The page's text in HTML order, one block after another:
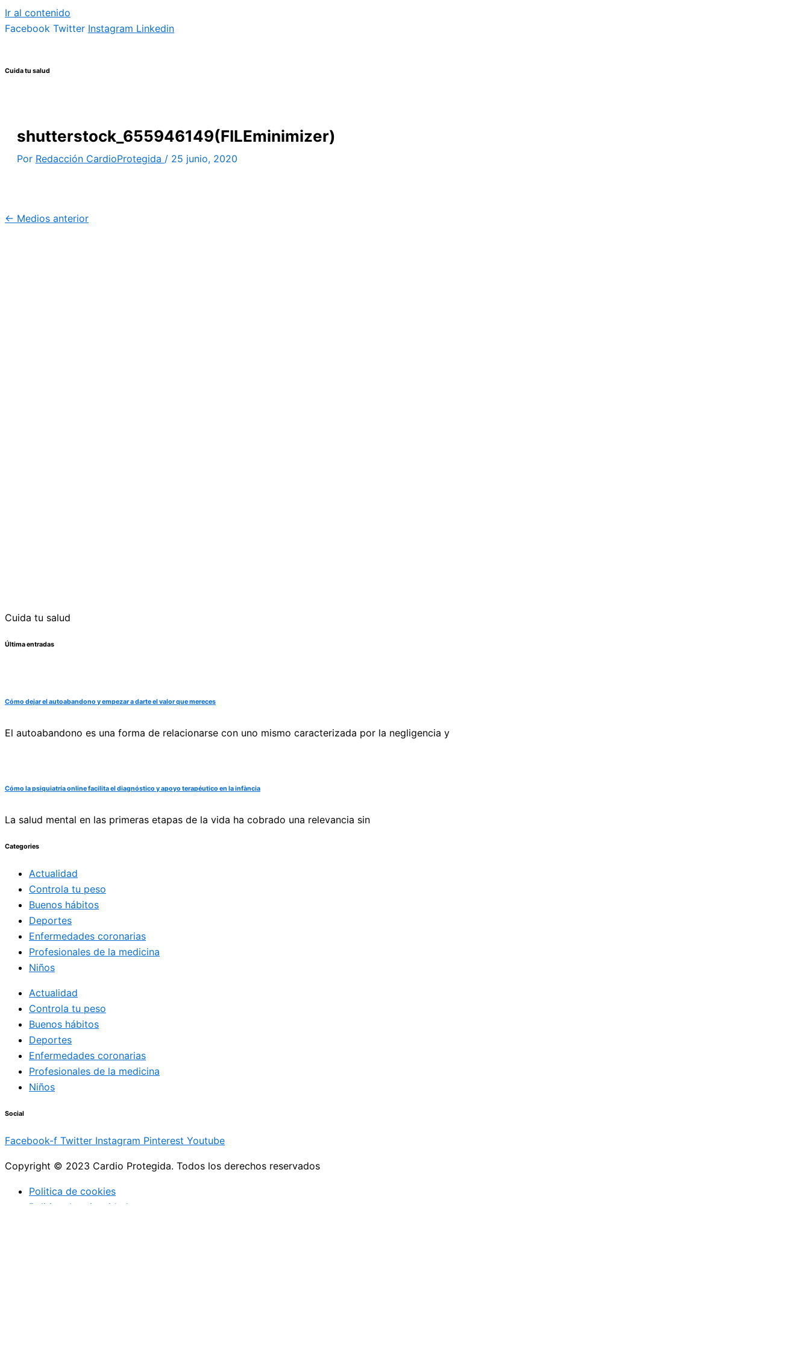
Ir al contenido
Facebook Twitter Instagram Linkedin
Cuida tu salud
shutterstock_655946149(FILEminimizer)
Por Redacción CardioProtegida / 25 junio, 2020
← Medios anterior
Cuida tu salud
Última entradas
Cómo dejar el autoabandono y empezar a darte el valor que mereces
El autoabandono es una forma de relacionarse con uno mismo caracterizada por la negligencia y
Cómo la psiquiatría online facilita el diagnóstico y apoyo terapéutico en la infància
La salud mental en las primeras etapas de la vida ha cobrado una relevancia sin
Categories
Actualidad
Controla tu peso
Buenos hábitos
Deportes
Enfermedades coronarias
Profesionales de la medicina
Niños
Actualidad
Controla tu peso
Buenos hábitos
Deportes
Enfermedades coronarias
Profesionales de la medicina
Niños
Social
Facebook-f Twitter Instagram Pinterest Youtube
Copyright © 2023 Cardio Protegida. Todos los derechos reservados
Politica de cookies
Politica de privacidad